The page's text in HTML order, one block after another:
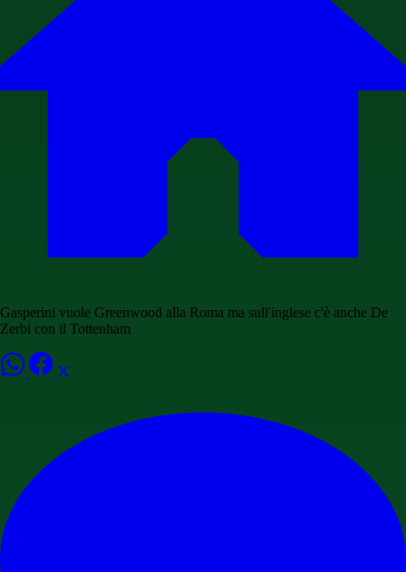
Gasperini vuole Greenwood alla Roma ma sull'inglese c'è anche De
Zerbi con il Tottenham